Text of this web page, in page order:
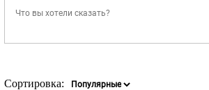
Сортировка: